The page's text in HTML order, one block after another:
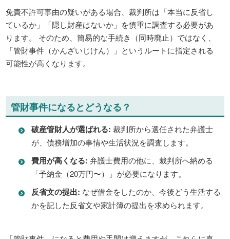
免責不許可事由の疑いがある場合、裁判所は「本当に反省し
ているか」「隠し財産はないか」を慎重に調査する必要があ
ります。 そのため、簡易的な手続き（同時廃止）ではなく、
「管財事件（かんざいじけん）」というルートに指定される
可能性が高くなります。
管財事件になるとどうなる？
破産管財人が選ばれる: 裁判所から選任された弁護士
が、債務増加の事情や生活状況を調査します。
費用が高くなる: 弁護士費用の他に、裁判所へ納める
「予納金（20万円〜）」が必要になります。
反省文の提出: なぜ借金をしたのか、今後どう生活する
かを記した反省文や家計簿の提出を求められます。